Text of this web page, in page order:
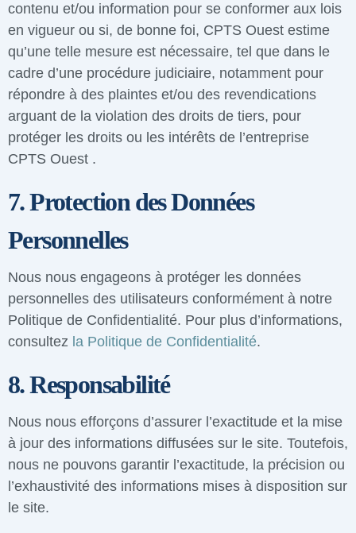
contenu et/ou information pour se conformer aux lois
en vigueur ou si, de bonne foi, CPTS Ouest estime
qu’une telle mesure est nécessaire, tel que dans le
cadre d’une procédure judiciaire, notamment pour
répondre à des plaintes et/ou des revendications
arguant de la violation des droits de tiers, pour
protéger les droits ou les intérêts de l’entreprise
CPTS Ouest .
7. Protection des Données
Personnelles
Nous nous engageons à protéger les données
personnelles des utilisateurs conformément à notre
Politique de Confidentialité. Pour plus d’informations,
consultez la Politique de Confidentialité.
8. Responsabilité
Nous nous efforçons d’assurer l’exactitude et la mise
à jour des informations diffusées sur le site. Toutefois,
nous ne pouvons garantir l’exactitude, la précision ou
l’exhaustivité des informations mises à disposition sur
le site.